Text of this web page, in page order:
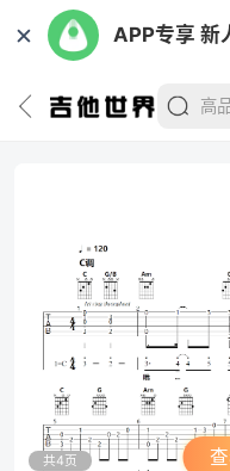
✕ APP专享 新
共4页